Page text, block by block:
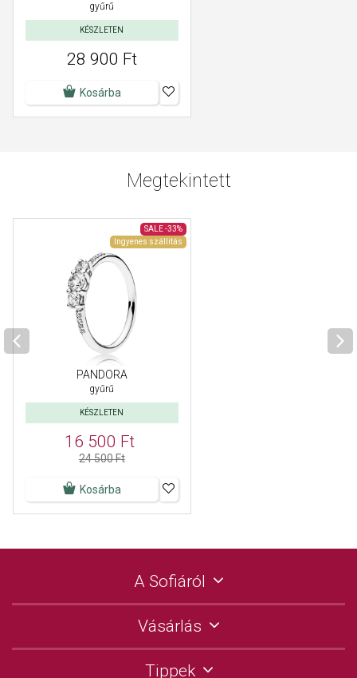
gyűrű
KÉSZLETEN
28 900 Ft
Kosárba
Megtekintett
SALE -33%
Ingyenes szállítás
PANDORA
gyűrű
KÉSZLETEN
16 500 Ft
24 500 Ft
Kosárba
A Sofiáról
Vásárlás
Tippek